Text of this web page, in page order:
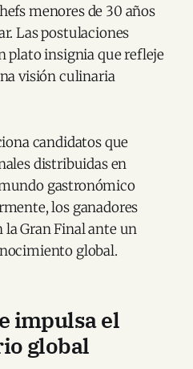
menores de 30 años
Las postulaciones
plato insignia que refleje
visión culinaria
candidatos que
distribuidas en
gastronómico
los ganadores
Gran Final ante un
global.
impulsa el
global